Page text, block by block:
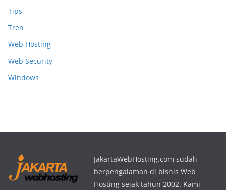
Tips
Tren
Web Hosting
Web Security
Windows
JakartaWebHosting.com sudah
berpengalaman di bisnis Web
Hosting sejak tahun 2002. Kami